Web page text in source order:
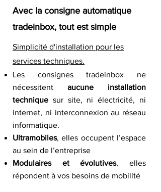
Avec la consigne automatique
tradeinbox, tout est simple
Simplicité d'installation pour les
services techniques.
Les consignes tradeinbox ne
nécessitent aucune installation
technique sur site, ni électricité, ni
internet, ni interconnexion au réseau
informatique.
Ultramobiles, elles occupent l’espace
au sein de l’entreprise
Modulaires et évolutives, elles
répondent à vos besoins de mobilité